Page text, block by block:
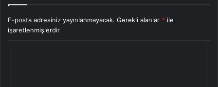
E-posta adresiniz yayınlanmayacak. Gerekli alanlar * ile
işaretlenmişlerdir